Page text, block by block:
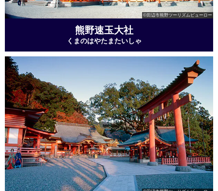
©田辺市熊野ツーリズムビューロー
熊野速玉大社
くまのはやたまたいしゃ